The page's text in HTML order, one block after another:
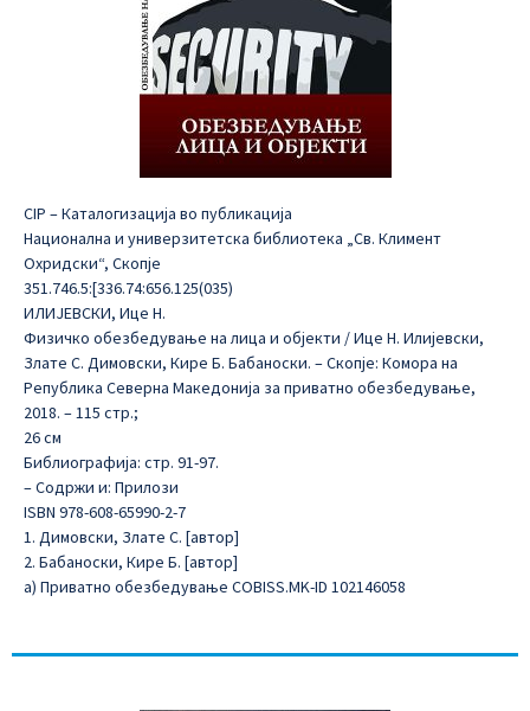
CIP – Каталогизација во публикација
Национална и универзитетска библиотека „Св. Климент
Охридски“, Скопје
351.746.5:[336.74:656.125(035)
ИЛИЈЕВСКИ, Ице Н.
Физичко обезбедување на лица и објекти / Ице Н. Илијевски,
Злате С. Димовски, Кире Б. Бабаноски. – Скопје: Комора на
Република Северна Македонија за приватно обезбедување,
2018. – 115 стр.;
26 см
Библиографија: стр. 91-97.
– Содржи и: Прилози
ISBN 978-608-65990-2-7
1. Димовски, Злате С. [автор]
2. Бабаноски, Кире Б. [автор]
а) Приватно обезбедување COBISS.MK-ID 102146058